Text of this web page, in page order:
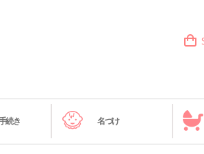
続き 名づけ